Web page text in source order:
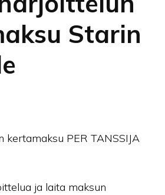
Starin
kertamaksu PER TANSSIJA
ja laita maksun